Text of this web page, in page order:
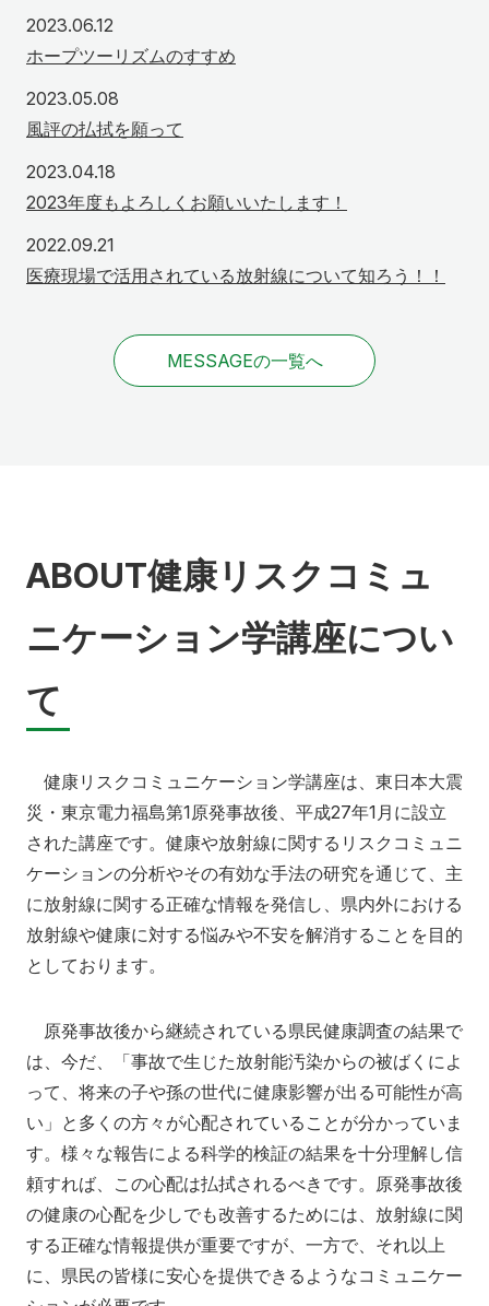
2023.06.12
ホープツーリズムのすすめ
2023.05.08
風評の払拭を願って
2023.04.18
2023年度もよろしくお願いいたします！
2022.09.21
医療現場で活用されている放射線について知ろう！！
MESSAGEの一覧へ
ABOUT健康リスクコミュ
ニケーション学講座につい
て
健康リスクコミュニケーション学講座は、東日本大震
災・東京電力福島第1原発事故後、平成27年1月に設立
された講座です。健康や放射線に関するリスクコミュニ
ケーションの分析やその有効な手法の研究を通じて、主
に放射線に関する正確な情報を発信し、県内外における
放射線や健康に対する悩みや不安を解消することを目的
としております。
原発事故後から継続されている県民健康調査の結果で
は、今だ、「事故で生じた放射能汚染からの被ばくによ
って、将来の子や孫の世代に健康影響が出る可能性が高
い」と多くの方々が心配されていることが分かっていま
す。様々な報告による科学的検証の結果を十分理解し信
頼すれば、この心配は払拭されるべきです。原発事故後
の健康の心配を少しでも改善するためには、放射線に関
する正確な情報提供が重要ですが、一方で、それ以上
に、県民の皆様に安心を提供できるようなコミュニケー